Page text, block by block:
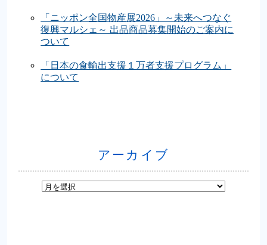
「ニッポン全国物産展2026」～未来へつなぐ
復興マルシェ～ 出品商品募集開始のご案内に
ついて
「日本の食輸出支援１万者支援プログラム」
について
アーカイブ